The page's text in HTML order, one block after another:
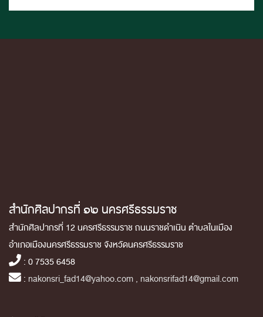
สำนักศิลปากรที่ ๑๒ นครศรีธรรมราช
สำนักศิลปากรที่ 12 นครศรีธรรมราช ถนนราชดำเนิน ตำบลในเมือง
อำเภอเมืองนครศรีธรรมราช จังหวัดนครศรีธรรมราช
: 0 7535 6458
: nakonsri_fad14@yahoo.com , nakonsrifad14@gmail.com